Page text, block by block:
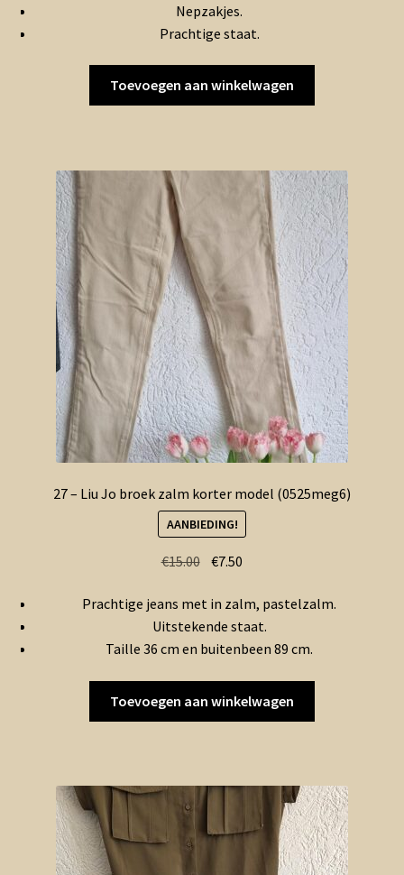
€8.95. €4.47.
Nepzakjes.
Prachtige staat.
Toevoegen aan winkelwagen
27 – Liu Jo broek zalm korter model (0525meg6)
AANBIEDING!
€15.00 Oorspronkelijke
was:
€15.00.
€7.50
is:
€7.50.
Prachtige jeans met in zalm, pastelzalm.
Uitstekende staat.
Taille 36 cm en buitenbeen 89 cm.
Toevoegen aan winkelwagen